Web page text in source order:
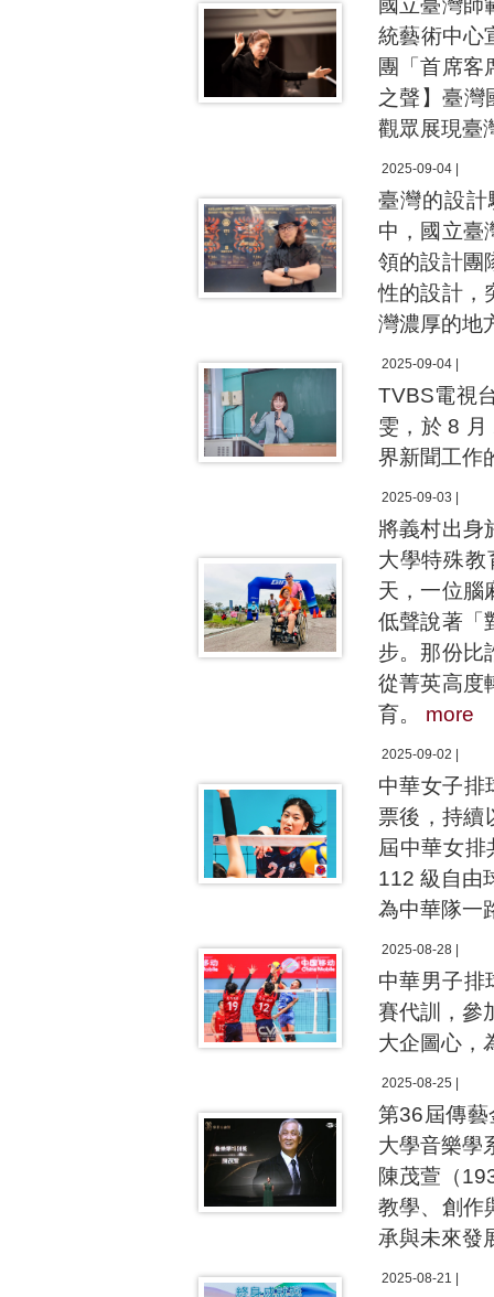
國立臺灣師
統藝術中心
團「首席客
之聲】臺
觀眾展現臺
2025-09-04 |
臺灣的設計
中，國立臺
領的設計團
性的設計，
灣濃厚的地
2025-09-04 |
TVBS電視
雯，於 8
界新聞工作
2025-09-03 |
將義村出身
大學特殊
天，一位腦
低聲說著「
步。那份比
從菁英高度
育。 more
2025-09-02 |
中華女子排
票後，持續
屆中華女
112 級自由
為中華隊一
2025-08-28 |
中華男子排
賽代訓，參
大企圖心，
2025-08-25 |
第36屆傳
大學音樂學
陳茂萱（
教學、創作
承與未來發
2025-08-21 |